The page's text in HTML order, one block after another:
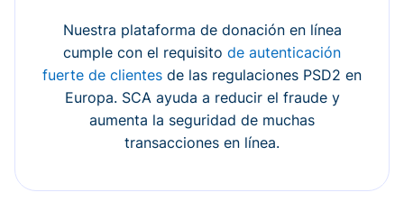
Nuestra plataforma de donación en línea
cumple con el requisito de autenticación
fuerte de clientes de las regulaciones PSD2 en
Europa. SCA ayuda a reducir el fraude y
aumenta la seguridad de muchas
transacciones en línea.